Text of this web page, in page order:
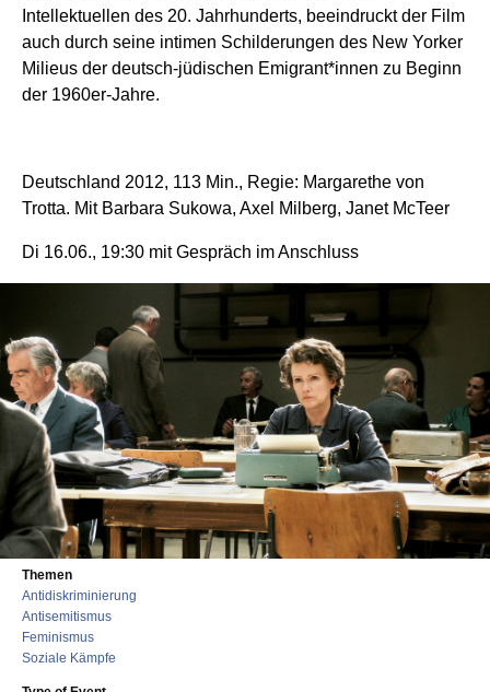
Intellektuellen des 20. Jahrhunderts, beeindruckt der Film
auch durch seine intimen Schilderungen des New Yorker
Milieus der deutsch-jüdischen Emigrant*innen zu Beginn
der 1960er-Jahre.
Deutschland 2012, 113 Min., Regie: Margarethe von
Trotta. Mit Barbara Sukowa, Axel Milberg, Janet McTeer
Di 16.06., 19:30 mit Gespräch im Anschluss
Themen
Antidiskriminierung
Antisemitismus
Feminismus
Soziale Kämpfe